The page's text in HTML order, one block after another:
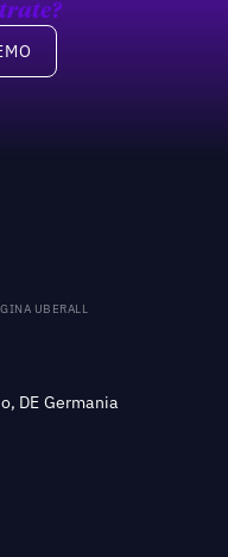
UBERALL
DE Germania